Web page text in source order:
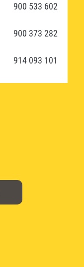
900 533 602
900 373 282
914 093 101